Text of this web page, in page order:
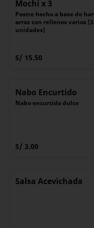
Mochi x 3
Postre hecho a base de
arroz con rellenos varios (3
unidades)
S/ 15.50
Nabo Encurtido
Nabo encurtido dulce
S/ 3.00
Salsa Acevichada